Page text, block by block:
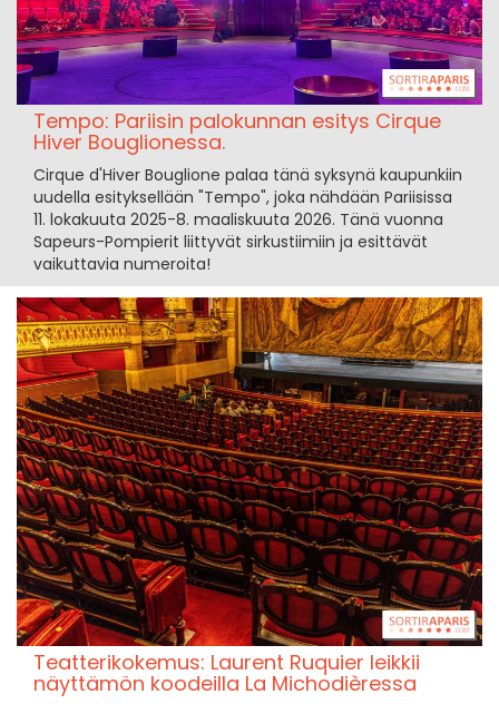
Tempo: Pariisin palokunnan esitys Cirque
Hiver Bouglionessa.
Cirque d'Hiver Bouglione palaa tänä syksynä kaupunkiin
uudella esityksellään "Tempo", joka nähdään Pariisissa
11. lokakuuta 2025-8. maaliskuuta 2026. Tänä vuonna
Sapeurs-Pompierit liittyvät sirkustiimiin ja esittävät
vaikuttavia numeroita!
Teatterikokemus: Laurent Ruquier leikkii
näyttämön koodeilla La Michodièressa